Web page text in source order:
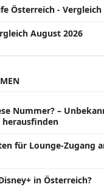
Österreich -
August 2026
Nummer? –
für Lounge-Zugang
in Österreich?